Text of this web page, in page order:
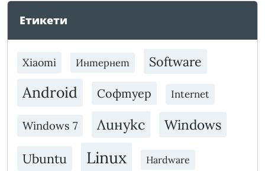
Етикети
Xiaomi Интернет Software
Android Софтуер Internet
Windows 7 Линукс Windows
Ubuntu Linux Hardware